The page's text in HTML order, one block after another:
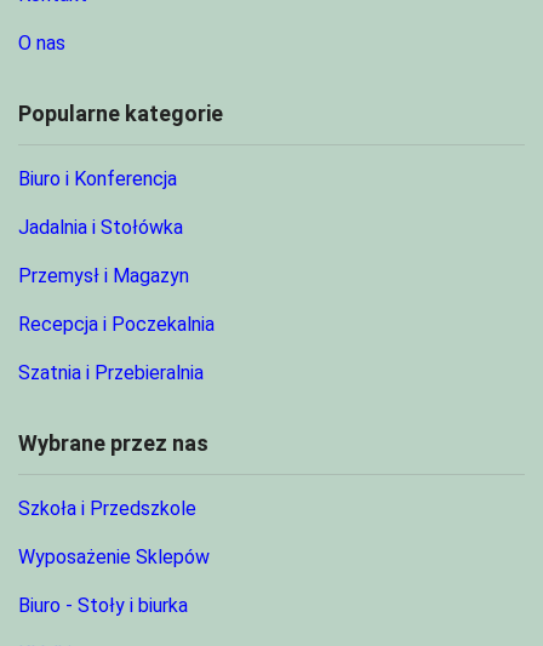
O nas
Popularne kategorie
Biuro i Konferencja
Jadalnia i Stołówka
Przemysł i Magazyn
Recepcja i Poczekalnia
Szatnia i Przebieralnia
Wybrane przez nas
Szkoła i Przedszkole
Wyposażenie Sklepów
Biuro - Stoły i biurka